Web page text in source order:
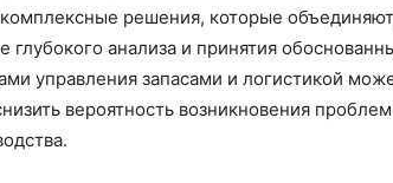
комплексные решения, которые
глубокого анализа и принятия
управления запасами и логистикой
вероятность возникновения